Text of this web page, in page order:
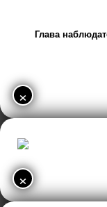
Глава
×
×